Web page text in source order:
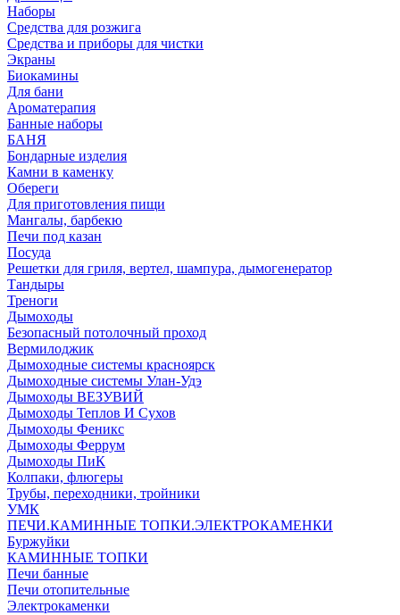
Наборы
Средства для розжига
Средства и приборы для чистки
Экраны
Биокамины
Для бани
Ароматерапия
Банные наборы
БАНЯ
Бондарные изделия
Камни в каменку
Обереги
Для приготовления пищи
Мангалы, барбекю
Печи под казан
Посуда
Решетки для гриля, вертел, шампура, дымогенератор
Тандыры
Треноги
Дымоходы
Безопасный потолочный проход
Вермилоджик
Дымоходные системы красноярск
Дымоходные системы Улан-Удэ
Дымоходы ВЕЗУВИЙ
Дымоходы Теплов И Сухов
Дымоходы Феникс
Дымоходы Феррум
Дымоходы ПиК
Колпаки, флюгеры
Трубы, переходники, тройники
УМК
ПЕЧИ.КАМИННЫЕ ТОПКИ.ЭЛЕКТРОКАМЕНКИ
Буржуйки
КАМИННЫЕ ТОПКИ
Печи банные
Печи отопительные
Электрокаменки